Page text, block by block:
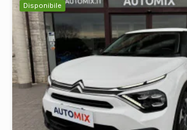
Disponibile